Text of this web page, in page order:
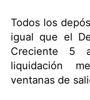
Todos los
igual que el
Creciente 5
liquidación
ventanas de